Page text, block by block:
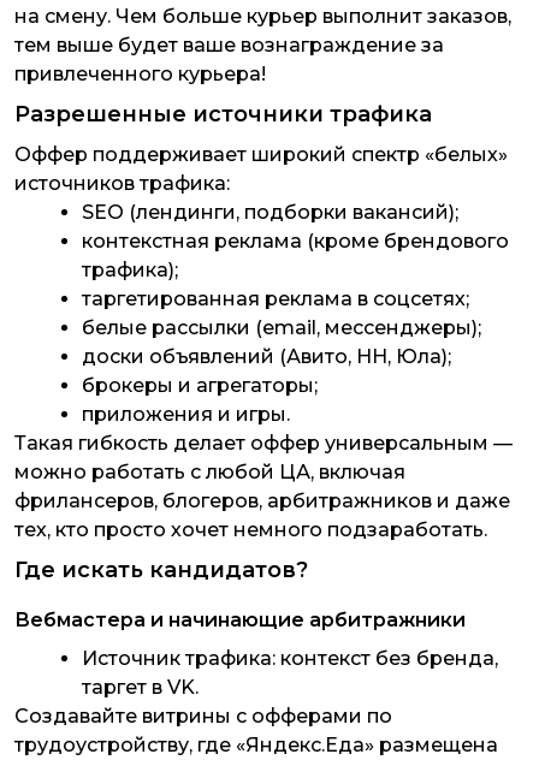
на смену. Чем больше курьер выполнит заказов,
тем выше будет ваше вознаграждение за
привлеченного курьера!
Разрешенные источники трафика
Оффер поддерживает широкий спектр «белых»
источников трафика:
SEO (лендинги, подборки вакансий);
контекстная реклама (кроме брендового
трафика);
таргетированная реклама в соцсетях;
белые рассылки (email, мессенджеры);
доски объявлений (Авито, HH, Юла);
брокеры и агрегаторы;
приложения и игры.
Такая гибкость делает оффер универсальным —
можно работать с любой ЦА, включая
фрилансеров, блогеров, арбитражников и даже
тех, кто просто хочет немного подзаработать.
Где искать кандидатов?
Вебмастера и начинающие арбитражники
Источник трафика: контекст без бренда,
таргет в VK.
Создавайте витрины с офферами по
трудоустройству, где «Яндекс.Еда» размещена